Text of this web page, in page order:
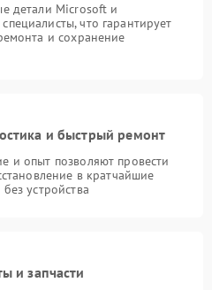
детали Microsoft и
что гарантирует
и сохранение
и быстрый ремонт
и опыт позволяют провести
в кратчайшие
устройства
и запчасти